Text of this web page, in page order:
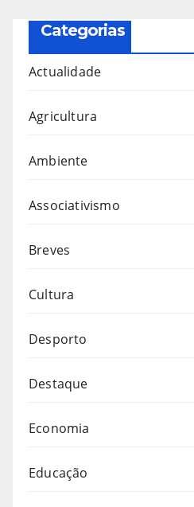
Categorias
Actualidade
Agricultura
Ambiente
Associativismo
Breves
Cultura
Desporto
Destaque
Economia
Educação